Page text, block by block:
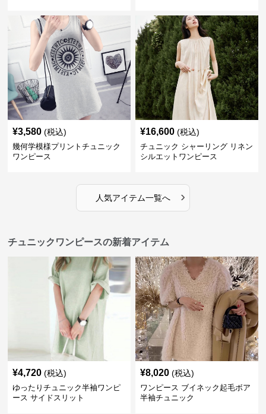
¥3,580 (税込)
幾何学模様プリントチュニック
ワンピース
¥16,600 (税込)
チュニック シャーリング リネン
シルエットワンピース
人気アイテム一覧へ ›
チュニックワンピースの新着アイテム
¥4,720 (税込)
ゆったりチュニック半袖ワンピ
ース サイドスリット
¥8,020 (税込)
ワンピース ブイネック起毛ボア
半袖チュニック